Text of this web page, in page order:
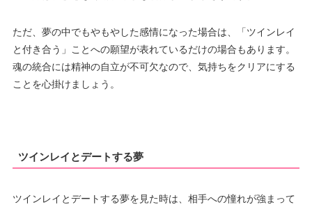
ただ、夢の中でもやもやした感情になった場合は、「ツインレイ
と付き合う」ことへの願望が表れているだけの場合もあります。
魂の統合には精神の自立が不可欠なので、気持ちをクリアにする
ことを心掛けましょう。
ツインレイとデートする夢
ツインレイとデートする夢を見た時は、相手への憧れが強まって